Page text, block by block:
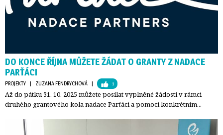
DO KONCE ŘÍJNA MŮŽETE ŽÁDAT O GRANTY Z NADACE
PARŤÁCI
PROJEKTY | ZUZANA FENDRYCHOVÁ | 1
Až do pátku 31. 10. 2025 můžete posílat vyplněné žádosti v rámci
druhého grantového kola nadace Parťáci a pomoci konkrétním...